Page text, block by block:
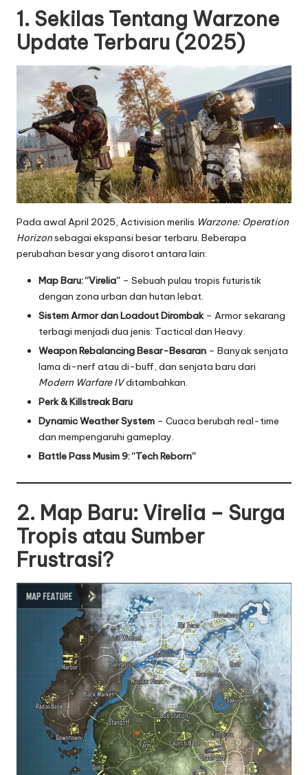
1. Sekilas Tentang Warzone
Update Terbaru (2025)
Pada awal April 2025, Activision merilis Warzone: Operation
Horizonsebagai ekspansi besar terbaru. Beberapa
perubahan besar yang disorot antara lain:
Map Baru: “Virelia” – Sebuah pulau tropis futuristik
dengan zona urban dan hutan lebat.
Sistem Armor dan Loadout Dirombak– Armor sekarang
terbagi menjadi dua jenis: Tactical dan Heavy.
Weapon Rebalancing Besar-Besaran – Banyak senjata
lama di-nerf atau di-buff, dan senjata baru dari
Modern Warfare IVditambahkan.
Perk & Killstreak Baru
Dynamic Weather System – Cuaca berubah real-time
dan mempengaruhi gameplay.
Battle Pass Musim 9: “Tech Reborn”
2. Map Baru: Virelia – Surga
Tropis atau Sumber
Frustrasi?